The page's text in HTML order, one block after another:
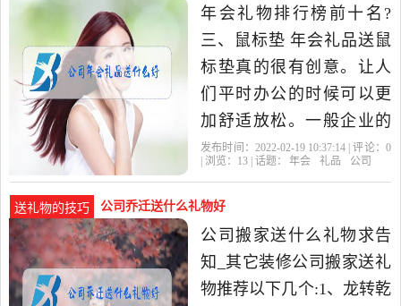
年会礼物排行榜前十名?
三、鼠标垫 年会礼品送鼠
标垫真的很有创意。让人
们平时办公的时候可以更
加舒适放松。一般企业的
鼠标垫都会有公司的标志,
好好
发布时间：2022-02-19 10:37:14 | 评论： 0
| 浏览： 13 | 话题： 年会 礼品 公司
送礼物的技巧 公司乔迁送什么礼物好
公司搬家送什么礼物求告
知_其它装修公司搬家送礼
物推荐以下几个:1、龙转乾